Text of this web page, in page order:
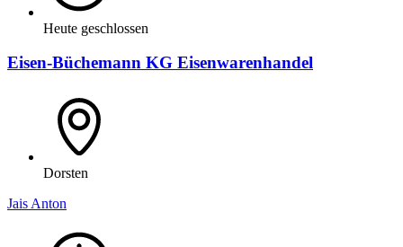
Heute geschlossen
Eisen-Büchemann KG Eisenwarenhandel
Dorsten
Jais Anton